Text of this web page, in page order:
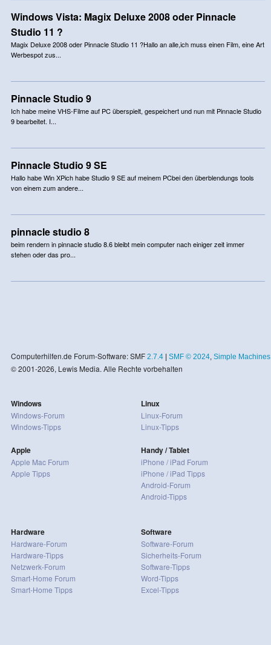
Windows Vista: Magix Deluxe 2008 oder Pinnacle
Studio 11 ?
Magix Deluxe 2008 oder Pinnacle Studio 11 ?Hallo an alle,ich muss einen Film, eine Art
Werbespot zus...
Pinnacle Studio 9
Ich habe meine VHS-Filme auf PC überspielt, gespeichert und nun mit Pinnacle Studio
9 bearbeitet. I...
Pinnacle Studio 9 SE
Hallo habe Win XPich habe Studio 9 SE auf meinem PCbei den überblendungs tools
von einem zum andere...
pinnacle studio 8
beim rendern in pinnacle studio 8.6 bleibt mein computer nach einiger zeit immer
stehen oder das pro...
Computerhilfen.de Forum-Software: SMF 2.7.4| SMF © 2024, Simple Machines
© 2001-2026, Lewis Media. Alle Rechte vorbehalten
Windows
Windows-Forum
Windows-Tipps
Apple
Apple Mac Forum
Apple Tipps
Linux
Linux-Forum
Linux-Tipps
Handy / Tablet
iPhone / iPad Forum
iPhone / iPad Tipps
Android-Forum
Android-Tipps
Hardware
Hardware-Forum
Hardware-Tipps
Netzwerk-Forum
Smart-Home Forum
Smart-Home Tipps
Software
Software-Forum
Sicherheits-Forum
Software-Tipps
Word-Tipps
Excel-Tipps